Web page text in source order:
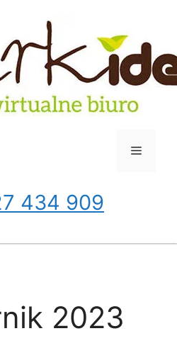
Menu
434 909
2023